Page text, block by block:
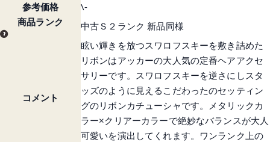
参考価格
\-
商品ランク
中古Ｓ２ランク 新品同様
コメント
眩い輝きを放つスワロフスキーを敷き詰めた
リボンはアッカーの大人気の定番ヘアアクセ
サリーです。スワロフスキーを逆さにしスタ
ッズのように見えるこだわったのセッティン
グのリボンカチューシャです。メタリックカ
ラー×クリアーカラーで絶妙なバランスが大人
可愛いを演出してくれます。ワンランク上の